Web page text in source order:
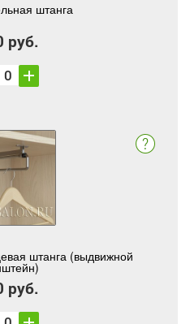
штанга
руб.
штанга (выдвижной
руб.